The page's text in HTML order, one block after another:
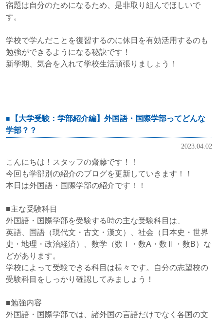
宿題は自分のためになるため、是非取り組んでほしいで
す。
学校で学んだことを復習するのに休日を有効活用するのも
勉強ができるようになる秘訣です！
新学期、気合を入れて学校生活頑張りましょう！
【大学受験：学部紹介編】外国語・国際学部ってどんな
学部？？
2023.04.02
こんにちは！スタッフの齋藤です！！
今回も学部別の紹介のブログを更新していきます！！
本日は外国語・国際学部の紹介です！！
■主な受験科目
外国語・国際学部を受験する時の主な受験科目は、
英語、国語（現代文・古文・漢文）、社会（日本史・世界
史・地理・政治経済）、数学（数Ⅰ・数A・数Ⅱ・数B）な
どがあります。
学校によって受験できる科目は様々です。自分の志望校の
受験科目をしっかり確認してみましょう！
■勉強内容
外国語・国際学部では、諸外国の言語だけでなく各国の文